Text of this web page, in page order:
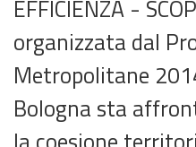
EFFICIENZA -
organizzata dal
Metropolitane
Bologna sta